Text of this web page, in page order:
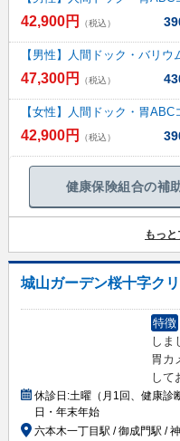
42,900円 （税込）
【男性】人間ドック・バリウ
47,300円 （税込）
【女性】人間ドック・胃ABC
42,900円 （税込）
健康保険組合の補
もっ
城山ガーデン桜十字ク
特徴
しま
胃カ
して
休診日:土曜（月1回、健康診
日・年末年始
六本木一丁目駅 / 御成門駅 /